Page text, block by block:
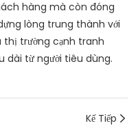
hàng mà còn đóng
lòng trung thành với
thị trường cạnh tranh
dài từ người tiêu dùng.
Kế Tiếp